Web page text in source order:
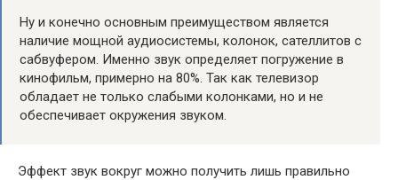
Ну и конечно основным преимуществом является
наличие мощной аудиосистемы, колонок, сателлитов с
сабвуфером. Именно звук определяет погружение в
кинофильм, примерно на 80%. Так как телевизор
обладает не только слабыми колонками, но и не
обеспечивает окружения звуком.
Эффект звук вокруг можно получить лишь правильно